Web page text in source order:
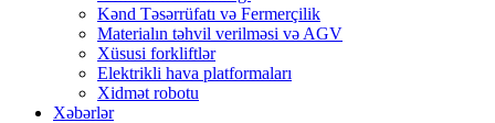
Kənd Təsərrüfatı və Fermerçilik
Materialın təhvil verilməsi və AGV
Xüsusi forkliftlər
Elektrikli hava platformaları
Xidmət robotu
Xəbərlər